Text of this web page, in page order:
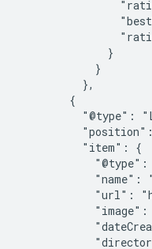
              }
            }
          },
        {
"@type":
          "item": {
"@type":
"name":
"url":